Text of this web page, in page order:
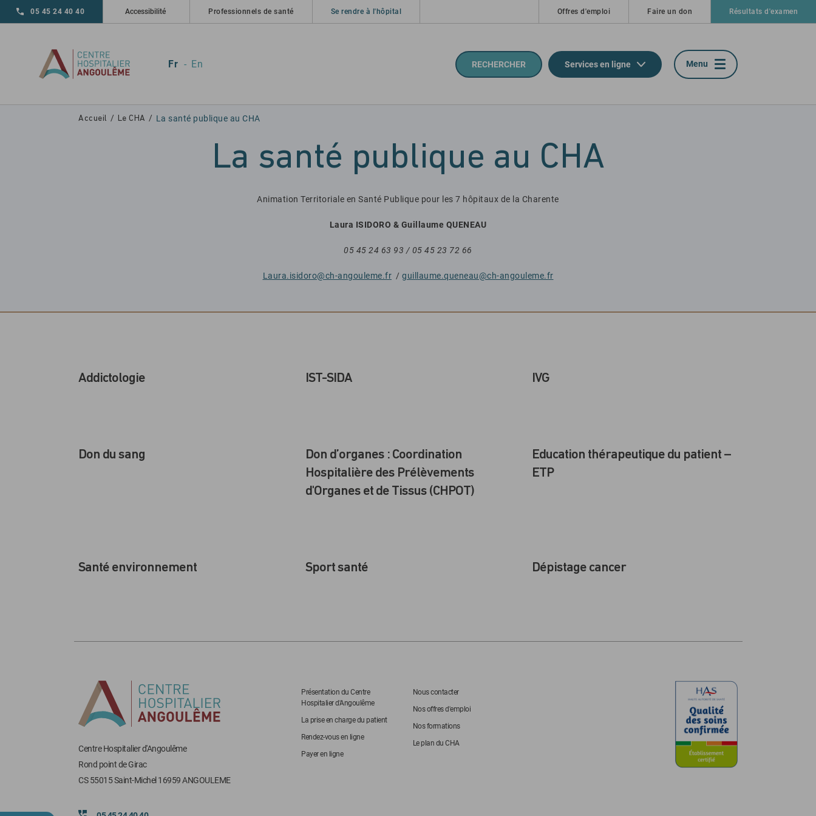
Fr En
05 45 24 40 40 Accessibilité Professionnels de santé Se rendre à l'hôpital Offres d'emploi Faire un don Résultats d'examen
RECHERCHER Services en ligne Menu
Accueil Le CHA La santé publique au CHA
La santé publique au CHA
Animation Territoriale en Santé Publique pour les 7 hôpitaux de la Charente
Laura ISIDORO & Guillaume QUENEAU
05 45 24 63 93 / 05 45 23 72 66
Laura.isidoro@ch-angouleme.fr / guillaume.queneau@ch-angouleme.fr
Addictologie IST-SIDA IVG
Don du sang
Don d’organes : Coordination
Hospitalière des Prélèvements
d'Organes et de Tissus (CHPOT)
Education thérapeutique du patient –
ETP
Santé environnement Sport santé Dépistage cancer
Centre Hospitalier d'Angoulême
Rond point de Girac
CS 55015 Saint-Michel 16959 ANGOULEME
Présentation du Centre
Hospitalier d'Angoulême
La prise en charge du patient
Rendez-vous en ligne
Payer en ligne
Nous contacter
Nos offres d'emploi
Nos formations
Le plan du CHA